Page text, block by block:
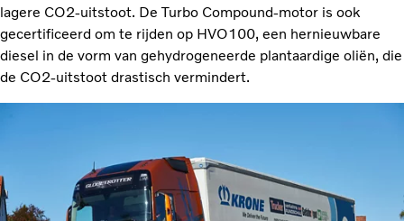
lagere CO2-uitstoot. De Turbo Compound-motor is ook
gecertificeerd om te rijden op HVO100, een hernieuwbare
diesel in de vorm van gehydrogeneerde plantaardige oliën, die
de CO2-uitstoot drastisch vermindert.